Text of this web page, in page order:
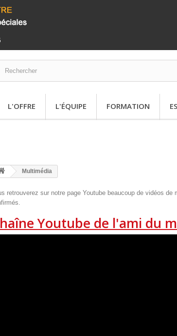
L'OFFRE L'ÉQUIPE FORMATION
Multimédia
retrouverez sur notre page Youtube beaucoup de vidéos
Youtube de l'ami du